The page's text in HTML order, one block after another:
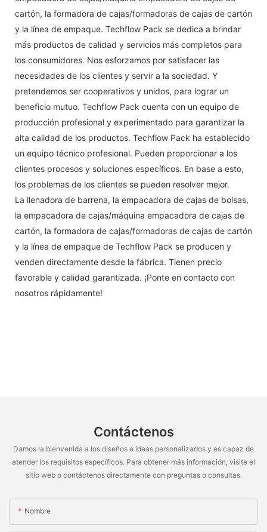
cartón, la formadora de cajas/formadoras de cajas de cartón
y la línea de empaque. Techflow Pack se dedica a brindar
más productos de calidad y servicios más completos para
los consumidores. Nos esforzamos por satisfacer las
necesidades de los clientes y servir a la sociedad. Y
pretendemos ser cooperativos y unidos, para lograr un
beneficio mutuo. Techflow Pack cuenta con un equipo de
producción profesional y experimentado para garantizar la
alta calidad de los productos. Techflow Pack ha establecido
un equipo técnico profesional. Pueden proporcionar a los
clientes procesos y soluciones específicos. En base a esto,
los problemas de los clientes se pueden resolver mejor.
La llenadora de barrena, la empacadora de cajas de bolsas,
la empacadora de cajas/máquina empacadora de cajas de
cartón, la formadora de cajas/formadoras de cajas de cartón
y la línea de empaque de Techflow Pack se producen y
venden directamente desde la fábrica. Tienen precio
favorable y calidad garantizada. ¡Ponte en contacto con
nosotros rápidamente!
Contáctenos
Damos la bienvenida a los diseños e ideas personalizados y es capaz de
atender los requisitos específicos. Para obtener más información, visite el
sitio web o contáctenos directamente con preguntas o consultas.
Nombre